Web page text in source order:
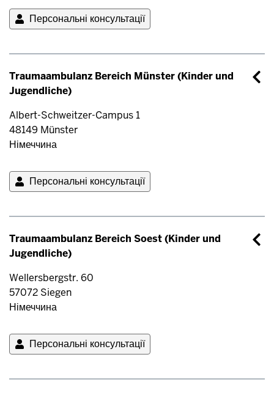
Персональні консультації
Traumaambulanz Bereich Münster (Kinder und
Jugendliche)
Albert-Schweitzer-Campus 1
48149 Münster
Німеччина
Персональні консультації
Traumaambulanz Bereich Soest (Kinder und
Jugendliche)
Wellersbergstr. 60
57072 Siegen
Німеччина
Персональні консультації